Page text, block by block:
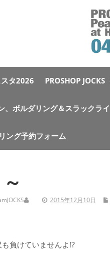
タ2026 PROSHOP
ボルダリング＆スラックライ
ング予約フォーム
2015年12月10日
負けていませんよ!?